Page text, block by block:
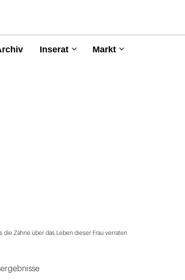
Inserat Markt
die Zähne über das Leben dieser Frau verraten